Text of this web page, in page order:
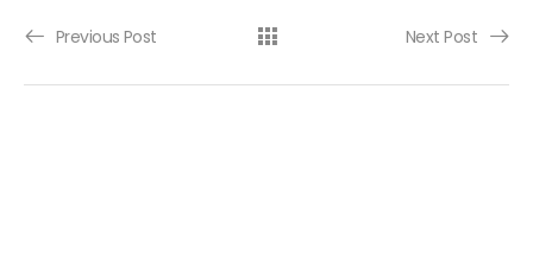
Previous Post Next Post